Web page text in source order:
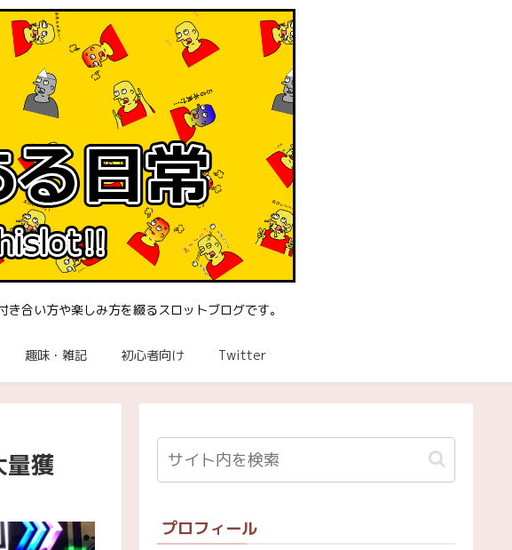
合い方や楽しみ方を綴るスロットブログです。
趣味・雑記 初心者向け Twitter
量獲
プロフィール